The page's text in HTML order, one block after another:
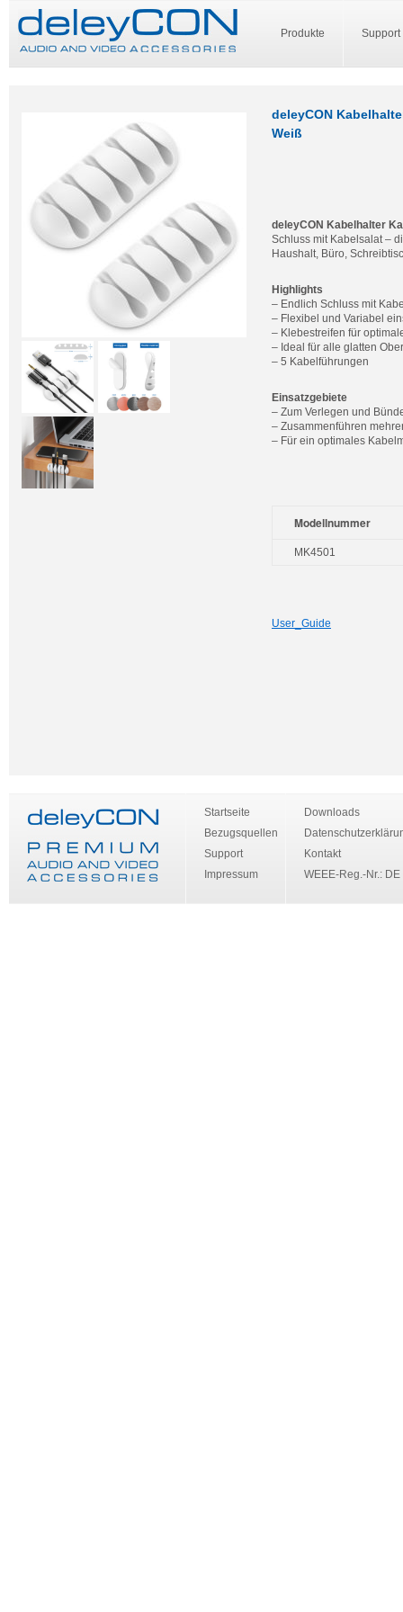
Produkte Support
deleyCON
Weiß
deleyCON Kabelhalter
Schluss mit Kabelsalat –
Haushalt, Büro,
Highlights
– Endlich Schluss mit
– Flexibel und Variabel
– Klebestreifen für
– Ideal für alle glatten
– 5 Kabelführungen
Einsatzgebiete
– Zum Verlegen und
– Zusammenführen
– Für ein optimales
Modellnummer
MK4501
User_Guide
Startseite
Bezugsquellen
Support
Impressum
Downloads
Kontakt
WEEE-Reg.-Nr.: